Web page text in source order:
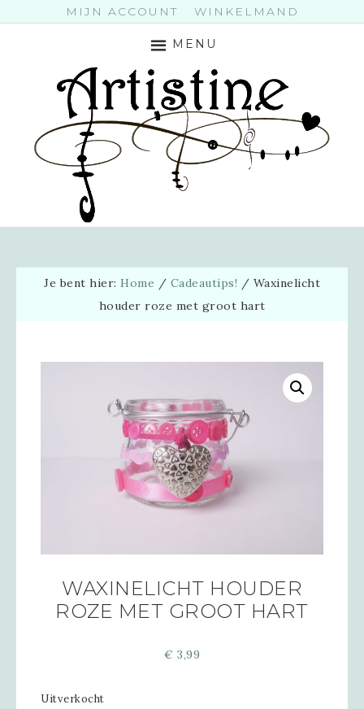
MIJN ACCOUNT WINKELMAND
MENU
Je bent hier: Home / Cadeautips! / Waxinelicht
houder roze met groot hart
WAXINELICHT HOUDER
ROZE MET GROOT HART
€ 3,99
Uitverkocht